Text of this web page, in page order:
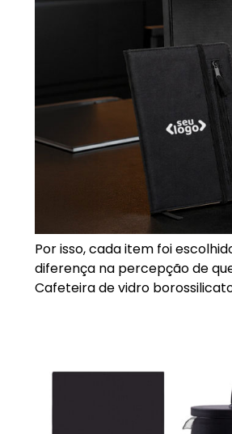
Por isso, cada item foi
diferença na percepção de
Cafeteira de vidro